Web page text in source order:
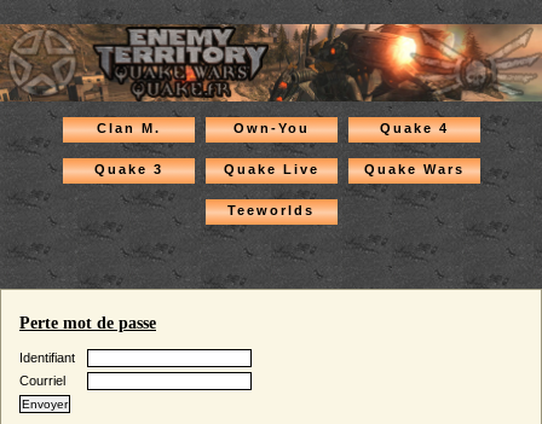
Clan M. Own-You Quake 4
Quake 3 Quake Live Quake Wars
Teeworlds
Perte mot de passe
Identifiant
Courriel